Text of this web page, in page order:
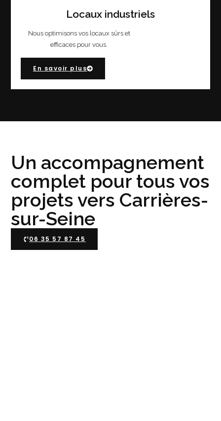
Locaux industriels
Nous optimisons vos locaux sûrs et
efficaces pour vous.
En savoir plus
Un accompagnement
complet pour tous vos
projets vers Carrières-
sur-Seine
06 35 57 87 45